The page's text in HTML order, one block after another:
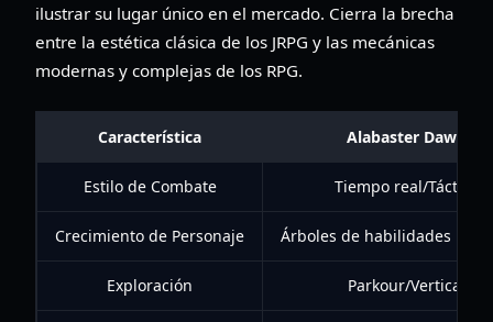
ilustrar su lugar único en el mercado. Cierra la brecha
entre la estética clásica de los JRPG y las mecánicas
modernas y complejas de los RPG.
Característica Alabaster Dawn
Estilo de Combate Tiempo real/Táctico
Crecimiento de Personaje Árboles de habilidades
Exploración Parkour/Vertical